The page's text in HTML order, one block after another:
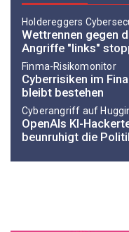
Holdereggers
Wettrennen gegen
Angriffe "links"
Finma-Risikomonitor
Cyberrisiken im
bleibt bestehen
Cyberangriff auf
OpenAIs KI-
beunruhigt die